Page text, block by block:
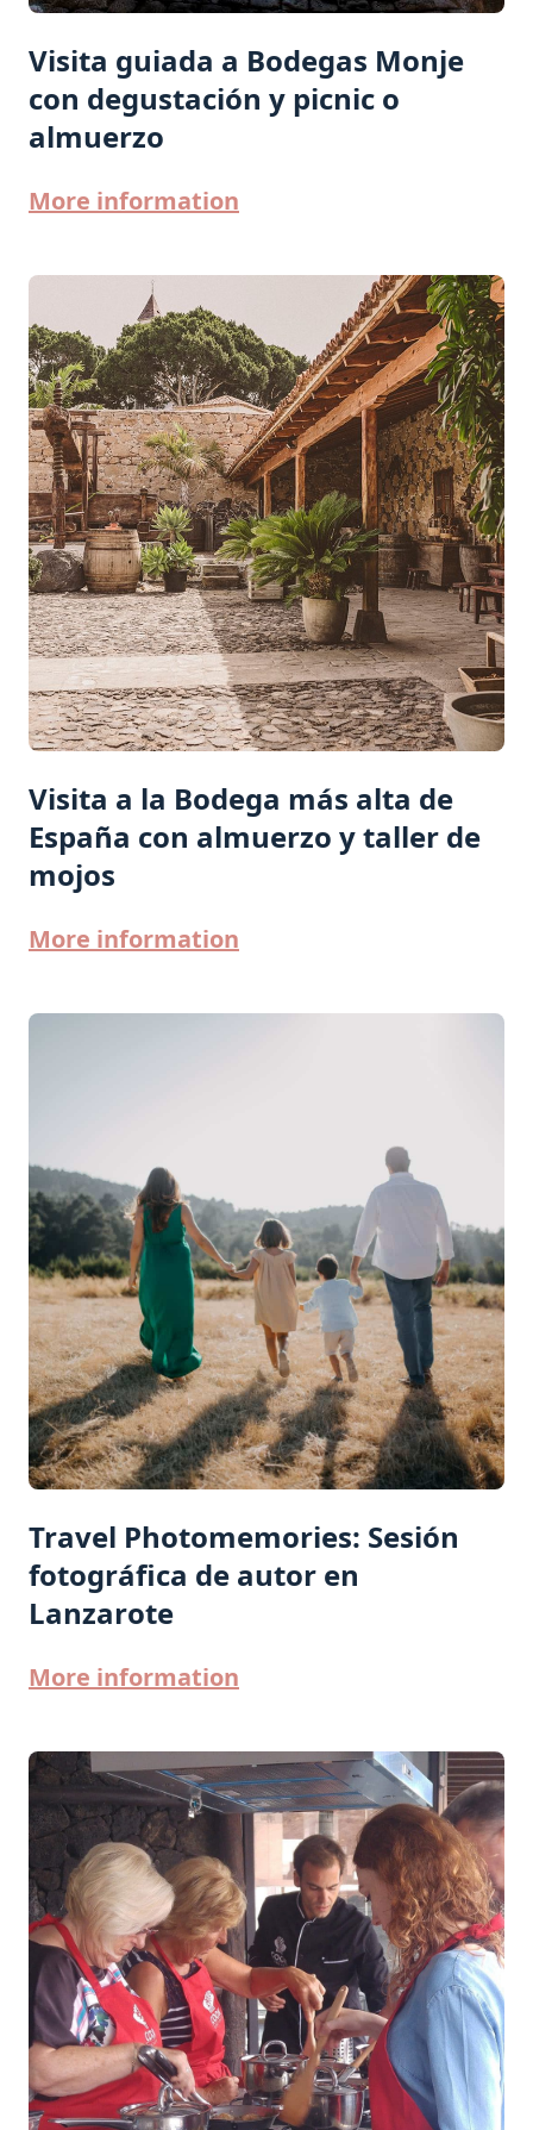
Visita guiada a Bodegas Monje
con degustación y picnic o
almuerzo
More information
Visita a la Bodega más alta de
España con almuerzo y taller de
mojos
More information
Travel Photomemories: Sesión
fotográfica de autor en
Lanzarote
More information